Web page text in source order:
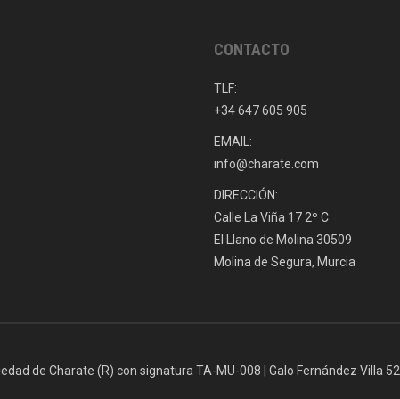
CONTACTO
TLF:
+34 647 605 905
EMAIL:
info@charate.com
DIRECCIÓN:
Calle La Viña 17 2º C
El Llano de Molina 30509
Molina de Segura, Murcia
de Charate (R) con signatura TA-MU-008 | Galo Fernández Villa